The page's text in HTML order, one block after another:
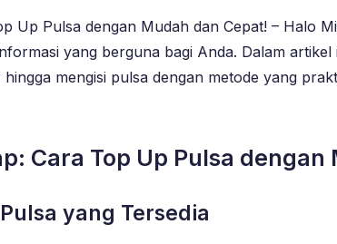
Up Pulsa dengan Mudah dan Cepat! – Halo
yang berguna bagi Anda. Dalam
mengisi pulsa dengan metode yang
Cara Top Up Pulsa dengan
yang Tersedia